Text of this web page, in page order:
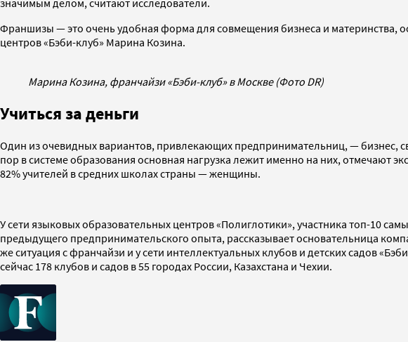
Франшизы — это очень удобная форма для совмещения бизнеса и материнства,
центров «Бэби-клуб» Марина Козина.
Марина Козина, франчайзи «Бэби-клуб» в Москве (Фото DR)
Учиться за деньги
Один из очевидных вариантов, привлекающих предпринимательниц, — бизнес,
пор в системе образования основная нагрузка лежит именно на них, отмечают
82% учителей в средних школах страны — женщины.
У сети языковых образовательных центров «Полиглотики», участника топ-10
предыдущего предпринимательского опыта, рассказывает основательница
же ситуация с франчайзи и у сети интеллектуальных клубов и детских садов
сейчас 178 клубов и садов в 55 городах России, Казахстана и Чехии.